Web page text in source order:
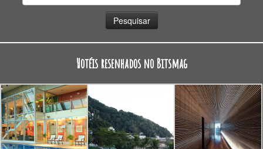
Hotéis resenhados no Bitsmag